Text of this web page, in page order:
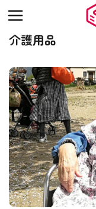
介護用品